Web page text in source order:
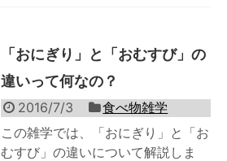
「おにぎり」と「おむすび」の
違いって何なの？
2016/7/3
食べ物雑学
この雑学では、「おにぎり」と「お
むすび」の違いについて解説しま